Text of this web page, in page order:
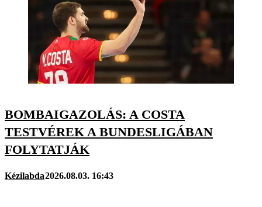
BOMBAIGAZOLÁS: A COSTA
TESTVÉREK A BUNDESLIGÁBAN
FOLYTATJÁK
Kézilabda2026.08.03. 16:43